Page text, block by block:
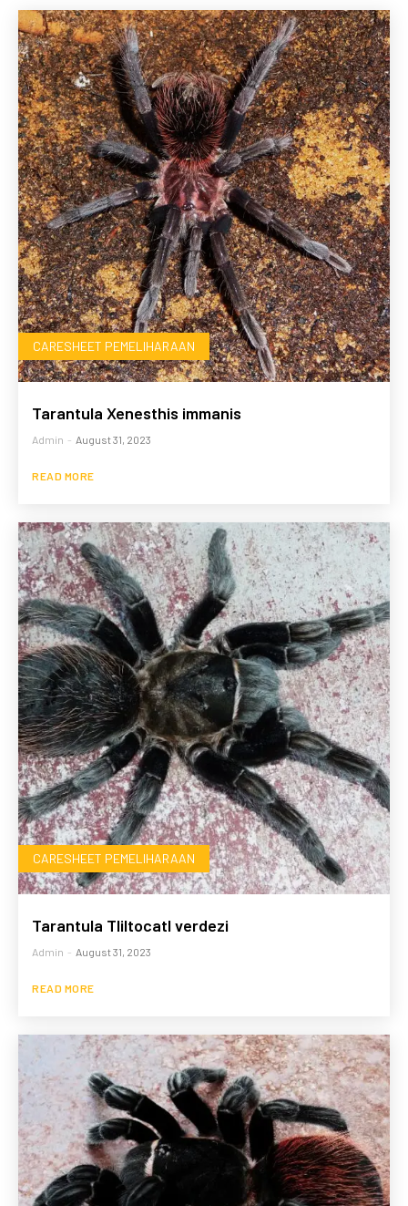
CARESHEET PEMELIHARAAN
Tarantula Xenesthis immanis
Admin - August 31, 2023
READ MORE
CARESHEET PEMELIHARAAN
Tarantula Tliltocatl verdezi
Admin - August 31, 2023
READ MORE